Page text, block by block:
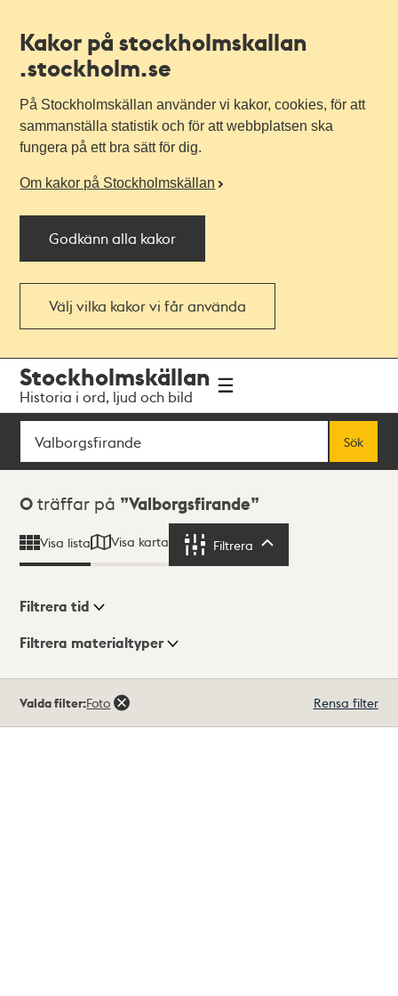
Kakor på stockholmskallan
.stockholm.se
På Stockholmskällan använder vi kakor, cookies, för att
sammanställa statistik och för att webbplatsen ska
fungera på ett bra sätt för dig.
Om kakor på Stockholmskällan
Godkänn alla kakor
Välj vilka kakor vi får använda
navigationen
huvudinnehållet
Stockholmskällan
Historia i ord, ljud och bild
Sök
Sök
Sökresultat
0 träffar på Valborgsfirande
Visa lista Visa karta Filtrera
Visningsläge
Filtrera tid
Filtrera materialtyper
träffar
Valda filter:Foto Rensa filter